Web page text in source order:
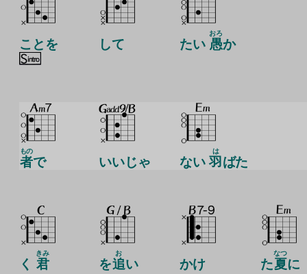
ことを して たい 愚
おろ
か
者
もの
で いいじゃ ない 羽
は
ばた
く 君
きみ
を追
お
い かけ た夏
なつ
に